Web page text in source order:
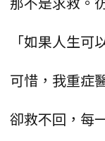
「如果人生可
可惜，我重症
卻救不回，每